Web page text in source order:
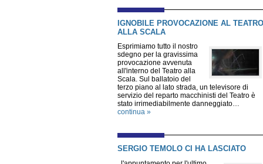
IGNOBILE PROVOCAZIONE AL TEATRO
ALLA SCALA
Esprimiamo tutto il nostro
sdegno per la gravissima
provocazione avvenuta
all'interno del Teatro alla
Scala. Sul ballatoio del
terzo piano al lato strada, un televisore di
servizio del reparto macchinisti del Teatro è
stato irrimediabilmente danneggiato…
continua »
SERGIO TEMOLO CI HA LASCIATO